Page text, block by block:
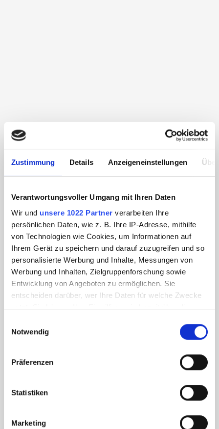
Zustimmung Details Anzeigeneinstellungen
Verantwortungsvoller Umgang mit Ihren Daten
Wir und unsere 1022 Partner verarbeiten Ihre
persönlichen Daten, wie z. B. Ihre IP-Adresse, mithilfe
von Technologien wie Cookies, um Informationen auf
Ihrem Gerät zu speichern und darauf zuzugreifen und so
personalisierte Werbung und Inhalte, Messungen von
Werbung und Inhalten, Zielgruppenforschung sowie
Entwicklung von Angeboten zu ermöglichen. Sie
entscheiden darüber, wer Ihre Daten für welche Zwecke
nutzt. Sie können Ihre Einwilligung jederzeit über die
Trigger Symbol ändern oder widerrufen
Informationen über Ihre geografische Lage
können
bestimmten Merkmalen (Fingerprinting) identifizieren
Notwendig
Präferenzen
Statistiken
Marketing